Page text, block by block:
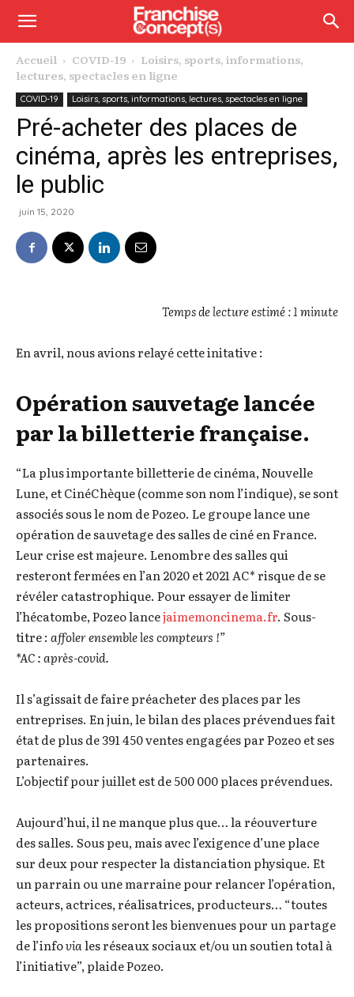
Accueil COVID-19
Loisirs, sports, informations,
lectures, spectacles en ligne
COVID-19 Loisirs, sports, informations, lectures, spectacles en ligne
Pré-acheter des places de
cinéma, après les entreprises,
le public
juin 15, 2020
Temps de lecture estimé : 1 minute
En avril, nous avions relayé cette initative :
Opération sauvetage lancée
par la billetterie française.
“La plus importante billetterie de cinéma, Nouvelle
Lune, et CinéChèque (comme son nom l’indique), se sont
associés sous le nom de Pozeo. Le groupe lance une
opération de sauvetage des salles de ciné en France.
Leur crise est majeure. Lenombre des salles qui
resteront fermées en l’an 2020 et 2021 AC* risque de se
révéler catastrophique. Pour essayer de limiter
l’hécatombe, Pozeo lancejaimemoncinema.fr. Sous-
titre : affoler ensemble les compteurs !”
*AC : après-covid.
Il s’agissait de faire préacheter des places par les
entreprises. En juin, le bilan des places prévendues fait
état de plus de 391 450 ventes engagées par Pozeo et ses
partenaires.
L’objectif pour juillet est de 500 000 places prévendues.
Aujourd’hui, il ne manque plus que… la réouverture
des salles. Sous peu, mais avec l’exigence d’une place
sur deux pour respecter la distanciation physique. Et
un parrain ou une marraine pour relancer l’opération,
acteurs, actrices, réalisatrices, producteurs… “toutes
les propositions seront les bienvenues pour un partage
de l’infoviales réseaux sociaux et/ou un soutien total à
l’initiative”, plaide Pozeo.